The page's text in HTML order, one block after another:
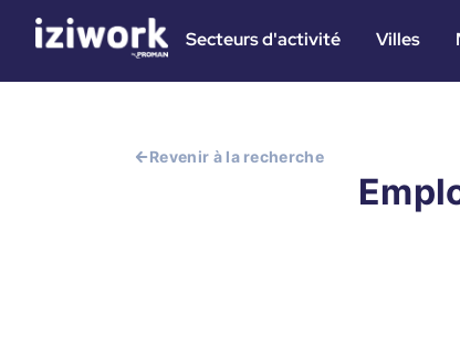
Secteurs d'activité Villes
Revenir à la recherche